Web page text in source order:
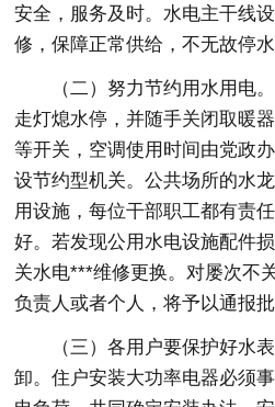
安全，服务及时。水电主干线
修，保障正常供给，不无故停水
（二）努力节约用水用电
走灯熄水停，并随手关闭取暖
等开关，空调使用时间由党政
设节约型机关。公共场所的水
用设施，每位干部职工都有责
好。若发现公用水电设施配件
关水电***维修更换。对屡次不
负责人或者个人，将予以通报批
（三）各用户要保护好水
卸。住户安装大功率电器必须